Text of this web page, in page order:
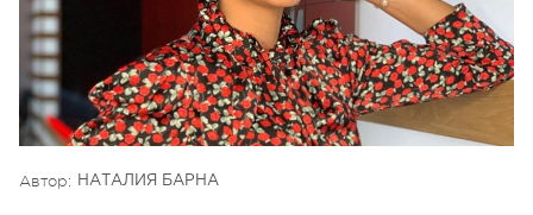
Автор: НАТАЛИЯ БАРНА